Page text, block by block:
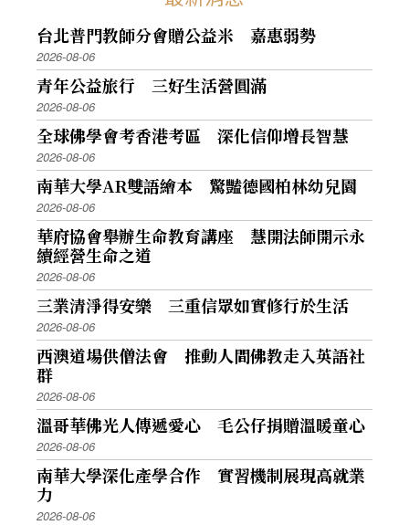
台北普門教師分會贈公益米 嘉惠弱勢
2026-08-06
青年公益旅行 三好生活營圓滿
2026-08-06
全球佛學會考香港考區 深化信仰增長智慧
2026-08-06
南華大學AR雙語繪本 驚豔德國柏林幼兒園
2026-08-06
華府協會舉辦生命教育講座 慧開法師開示永
續經營生命之道
2026-08-06
三業清淨得安樂 三重信眾如實修行於生活
2026-08-06
西澳道場供僧法會 推動人間佛教走入英語社
群
2026-08-06
溫哥華佛光人傳遞愛心 毛公仔捐贈溫暖童心
2026-08-06
南華大學深化產學合作 實習機制展現高就業
力
2026-08-06